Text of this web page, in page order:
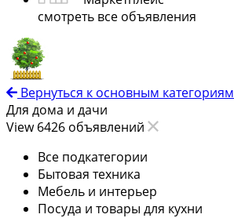
смотреть все объявления
Вернуться к основным категориям
Для дома и дачи
View 6426 объявлений
Все подкатегории
Бытовая техника
Мебель и интерьер
Посуда и товары для кухни